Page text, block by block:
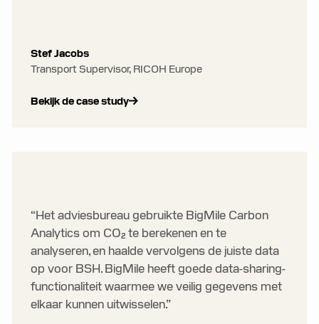
Stef Jacobs
Transport Supervisor, RICOH Europe
Bekijk de case study
“Het adviesbureau gebruikte BigMile Carbon
Analytics om CO₂ te berekenen en te
analyseren, en haalde vervolgens de juiste data
op voor BSH. BigMile heeft goede data-sharing-
functionaliteit waarmee we veilig gegevens met
elkaar kunnen uitwisselen.”